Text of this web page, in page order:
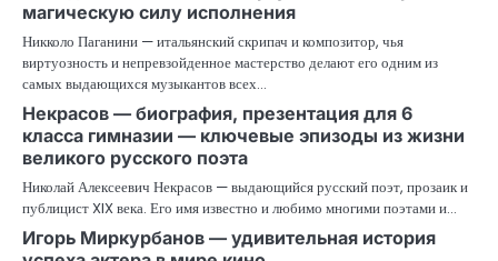
магическую силу исполнения
Никколо Паганини — итальянский скрипач и композитор, чья
виртуозность и непревзойденное мастерство делают его одним из
самых выдающихся музыкантов всех…
Некрасов — биография, презентация для 6
класса гимназии — ключевые эпизоды из жизни
великого русского поэта
Николай Алексеевич Некрасов — выдающийся русский поэт, прозаик и
публицист XIX века. Его имя известно и любимо многими поэтами и…
Игорь Миркурбанов — удивительная история